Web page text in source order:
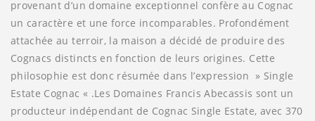
provenant d’un domaine exceptionnel confère au Cognac
un caractère et une force incomparables. Profondément
attachée au terroir, la maison a décidé de produire des
Cognacs distincts en fonction de leurs origines. Cette
philosophie est donc résumée dans l’expression » Single
Estate Cognac « .Les Domaines Francis Abecassis sont un
producteur indépendant de Cognac Single Estate, avec 370